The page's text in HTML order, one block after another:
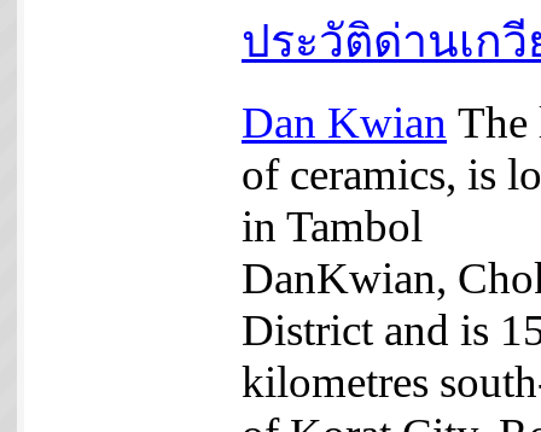
ประวัติด่านเก
Dan Kwian The
of ceramics, is
in Tambol
DanKwian,
District and is
kilometres